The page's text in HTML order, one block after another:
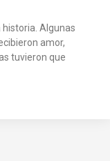
historia. Algunas
amor,
tuvieron que